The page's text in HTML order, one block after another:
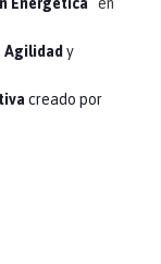
Energética
en
Agilidad y
creado por